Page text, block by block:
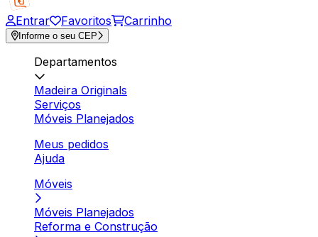
Entrar Favoritos Carrinho
Informe o seu CEP
Departamentos
Madeira Originals
Serviços
Móveis Planejados
Meus pedidos
Ajuda
Móveis
Móveis Planejados
Reforma e Construção